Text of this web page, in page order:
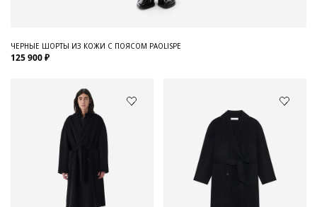
ЧЕРНЫЕ ШОРТЫ ИЗ КОЖИ С ПОЯСОМ PAOLISPE
125 900 ₽